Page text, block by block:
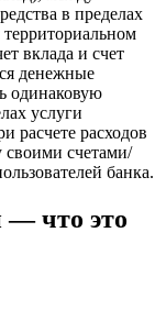
в пределах
вклада и счет
денежные
одинаковую
услуги
расчете расходов
своими счетами/
банка.
— что это